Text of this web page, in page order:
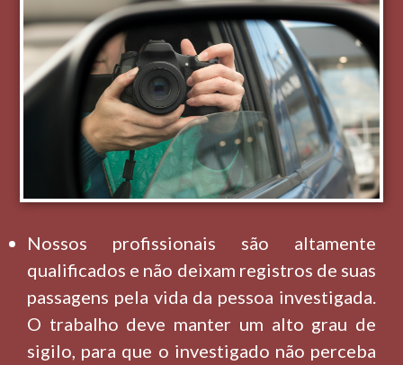
Nossos profissionais são altamente
qualificados e não deixam registros de suas
passagens pela vida da pessoa investigada.
O trabalho deve manter um alto grau de
sigilo, para que o investigado não perceba